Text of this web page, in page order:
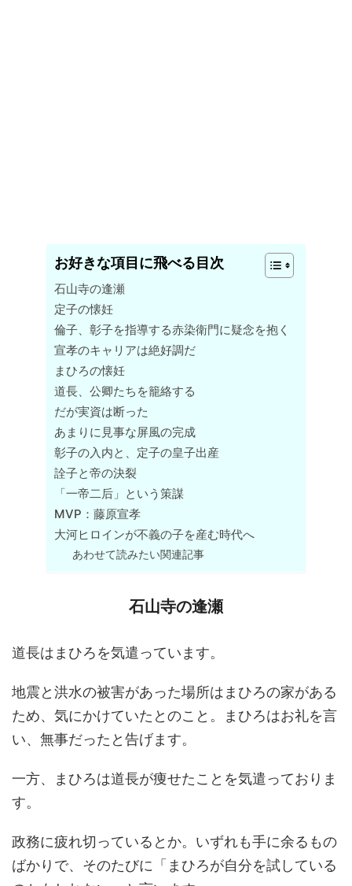
お好きな項目に飛べる目次
石山寺の逢瀬
定子の懐妊
倫子、彰子を指導する赤染衛門に疑念を抱く
宣孝のキャリアは絶好調だ
まひろの懐妊
道長、公卿たちを籠絡する
だが実資は断った
あまりに見事な屏風の完成
彰子の入内と、定子の皇子出産
詮子と帝の決裂
「一帝二后」という策謀
MVP：藤原宣孝
大河ヒロインが不義の子を産む時代へ
あわせて読みたい関連記事
石山寺の逢瀬
道長はまひろを気遣っています。
地震と洪水の被害があった場所はまひろの家がある
ため、気にかけていたとのこと。まひろはお礼を言
い、無事だったと告げます。
一方、まひろは道長が痩せたことを気遣っておりま
す。
政務に疲れ切っているとか。いずれも手に余るもの
ばかりで、そのたびに「まひろが自分を試している